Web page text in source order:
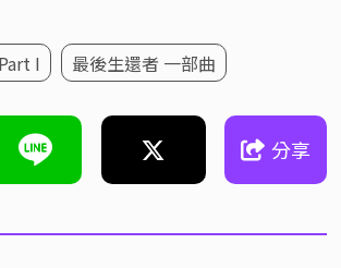
I 最後生還者 一部曲
分享